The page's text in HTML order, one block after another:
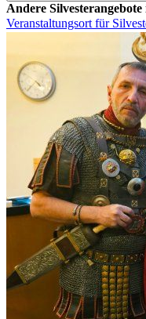
Andere
Veranstaltungsort für